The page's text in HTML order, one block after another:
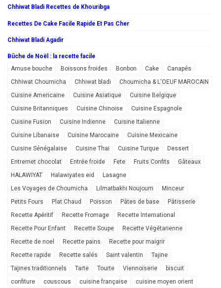
Chhiwat Bladi Recettes de Khouribga
Recettes De Cake Facile Rapide Et Pas Cher
Chhiwat Bladi Agadir
Bûche de Noël : la recette facile
Amuse bouche
Boissons froides Bonbon Cake
Canapés
Chhiwat Choumicha
Chhiwat bladi
Choumicha & L'OEUF MAROCAIN
Cuisine Americaine
Cuisine Asiatique
Cuisine Belgique
Cuisine Britanniques
Cuisine Chinoise
Cuisine Espagnole
Cuisine Fusion
Cuisine Indienne
Cuisine Italienne
Cuisine Libanaise
Cuisine Marocaine
Cuisine Mexicaine
Cuisine Sénégalaise
Cuisine Thai Cuisine Turque
Dessert
Entremet chocolat
Entrée froide Fete Fruits Confits
Gâteaux
HALAWIYAT
Halawiyates eid
Lasagne
Les Voyages de Choumicha
Lilmatbakhi Noujoum
Minceur
Petits Fours
Plat Chaud Poisson Pâtes de base
Pâtisserie
Recette Apéritif
Recette Fromage
Recette International
Recette Pour Enfant
Recette Soupe
Recette Végétarienne
Recette de noel
Recette pains
Recette pour maigrir
Recette rapide
Recette salés Saint valentin
Tajine
Tajines traditionnels
Tarte Tourte Viennoiserie
biscuit
confiture
couscous cuisine française cuisine moyen orient